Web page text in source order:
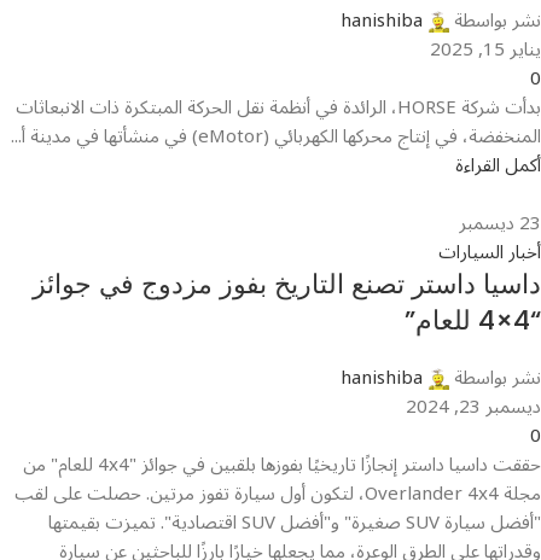
نشر بواسطة hanishiba
يناير 15, 2025
0
بدأت شركة HORSE، الرائدة في أنظمة نقل الحركة المبتكرة ذات الانبعاثات
المنخفضة، في إنتاج محركها الكهربائي (eMotor) في منشأتها في مدينة أ...
أكمل القراءة
23ديسمبر
أخبار السيارات
داسيا داستر تصنع التاريخ بفوز مزدوج في جوائز
“4×4 للعام”
نشر بواسطة hanishiba
ديسمبر 23, 2024
0
حققت داسيا داستر إنجازًا تاريخيًا بفوزها بلقبين في جوائز "4x4 للعام" من
مجلة Overlander 4x4، لتكون أول سيارة تفوز مرتين. حصلت على لقب
"أفضل سيارة SUV صغيرة" و"أفضل SUV اقتصادية". تميزت بقيمتها
وقدراتها على الطرق الوعرة، مما يجعلها خيارًا بارزًا للباحثين عن سيارة